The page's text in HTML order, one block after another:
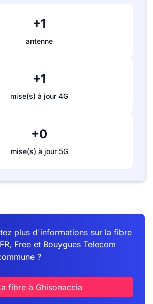
+1
antenne
+1
mise(s) à jour 4G
+0
mise(s) à jour 5G
plus d'informations sur la fibre
Free et Bouygues Telecom
?
fibre à Ghisonaccia